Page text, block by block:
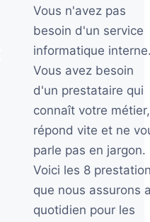
Vous n'avez pas
besoin d'un service
informatique
Vous avez besoin
d'un prestataire qui
connaît votre métier,
répond vite et ne
parle pas en jargon.
Voici les 8
que nous assurons
quotidien pour les